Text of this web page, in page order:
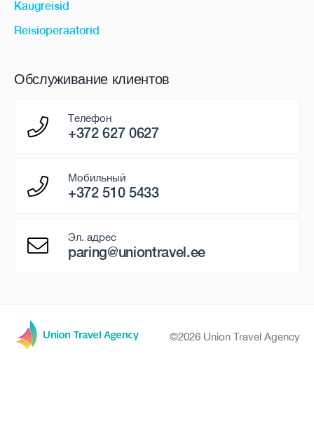
Kaugreisid
Reisioperaatorid
Обслуживание клиентов
Телефон
+372 627 0627
Мобильный
+372 510 5433
Эл. адрес
paring@uniontravel.ee
©2026 Union Travel Agency